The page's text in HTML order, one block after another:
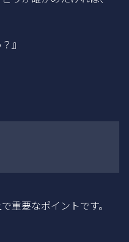
』
重要なポイントです。